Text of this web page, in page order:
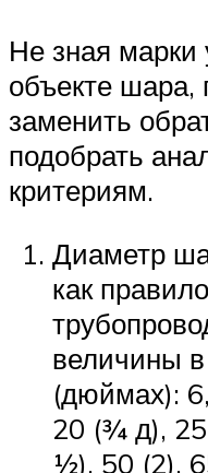
Не зная марки
объекте шара,
заменить
подобрать
критериям.
Диаметр
как
величины
(дюймах):
20 (¾ д),
½), 50 (2),